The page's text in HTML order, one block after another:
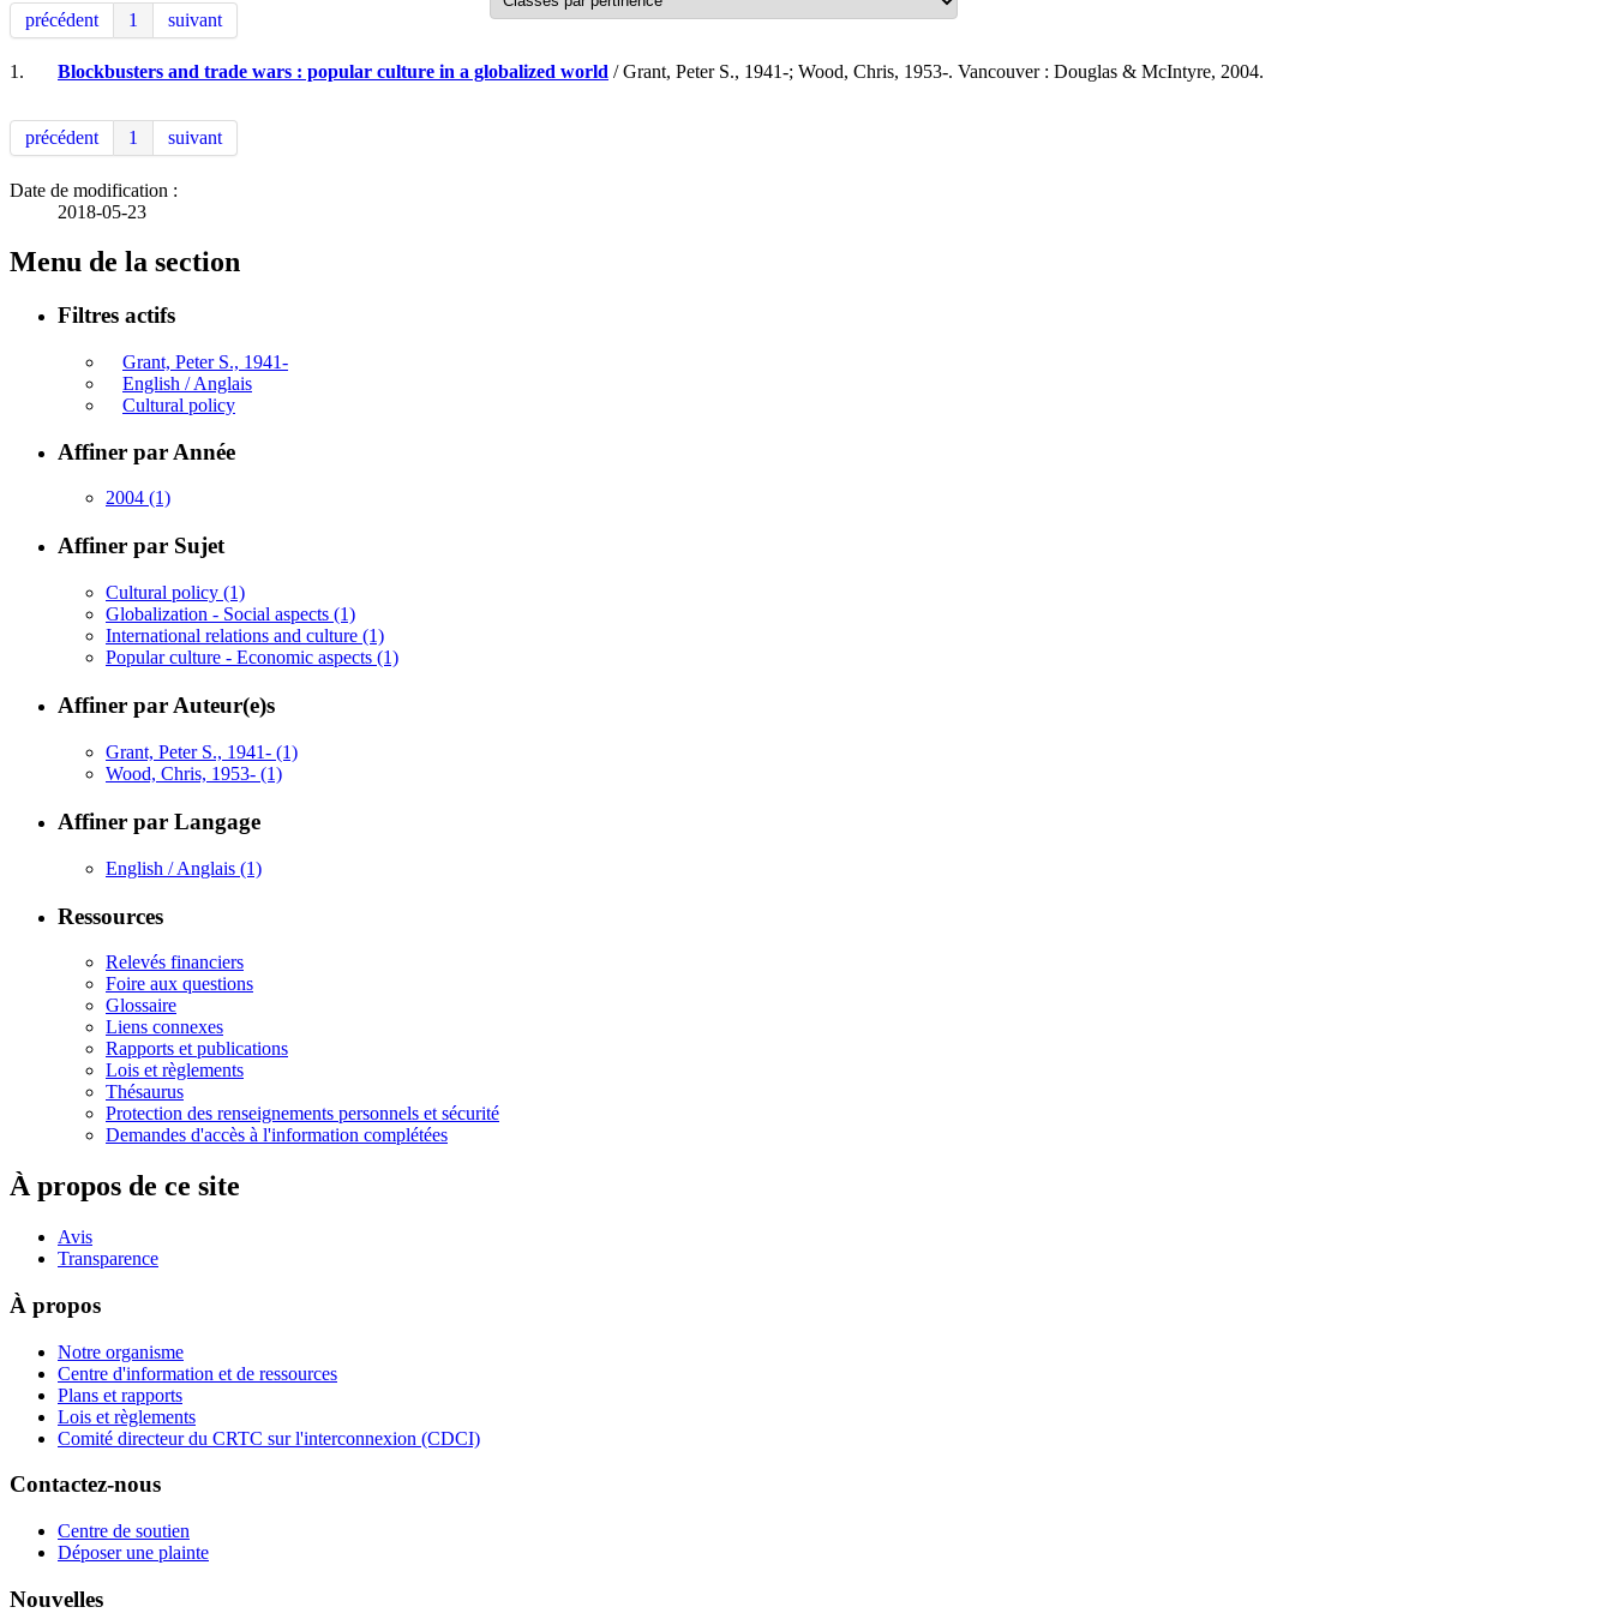
précédent 1 suivant
1. Blockbusters and trade wars : popular culture in a globalized world / Grant, Peter S., 1941-; Wood, Chris, 1953-. Vancouver : Douglas & McIntyre, 2004.
précédent 1 suivant
Date de modification :
2018-05-23
Menu de la section
Filtres actifs
Grant, Peter S., 1941-
English / Anglais
Cultural policy
Affiner par Année
2004 (1)
Affiner par Sujet
Cultural policy (1)
Globalization - Social aspects (1)
International relations and culture (1)
Popular culture - Economic aspects (1)
Affiner par Auteur(e)s
Grant, Peter S., 1941- (1)
Wood, Chris, 1953- (1)
Affiner par Langage
English / Anglais (1)
Ressources
Relevés financiers
Foire aux questions
Glossaire
Liens connexes
Rapports et publications
Lois et règlements
Thésaurus
Protection des renseignements personnels et sécurité
Demandes d'accès à l'information complétées
À propos de ce site
Avis
Transparence
À propos
Notre organisme
Centre d'information et de ressources
Plans et rapports
Lois et règlements
Comité directeur du CRTC sur l'interconnexion (CDCI)
Contactez-nous
Centre de soutien
Déposer une plainte
Nouvelles